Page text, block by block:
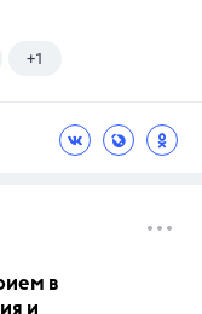
+1
в
и